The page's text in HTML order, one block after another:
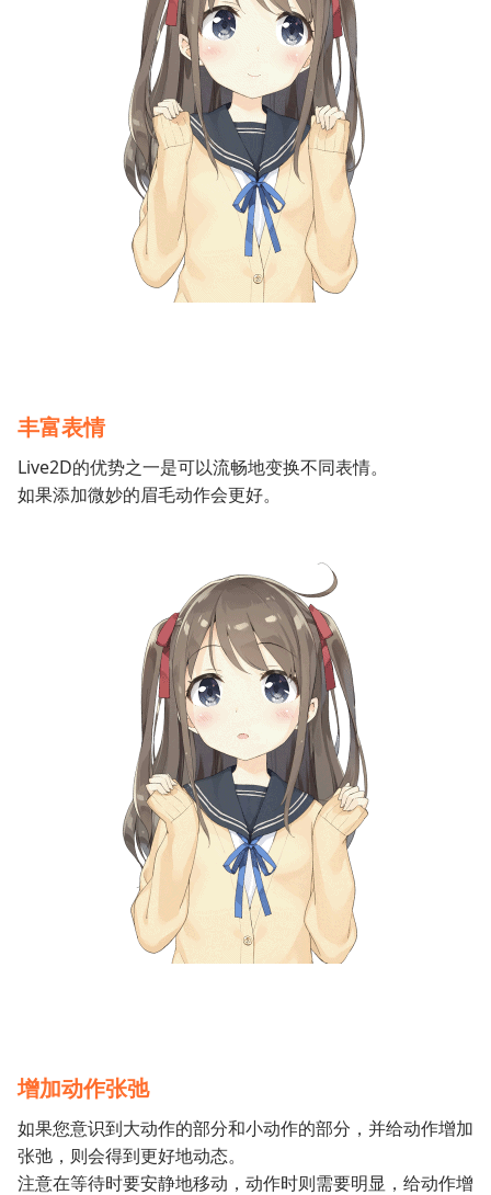
丰富表情
Live2D的优势之一是可以流畅地变换不同表情。
如果添加微妙的眉毛动作会更好。
增加动作张弛
如果您意识到大动作的部分和小动作的部分，并给动作增加
张弛，则会得到更好地动态。
注意在等待时要安静地移动，动作时则需要明显，给动作增